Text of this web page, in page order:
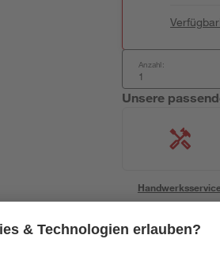
Anzahl:
Unsere